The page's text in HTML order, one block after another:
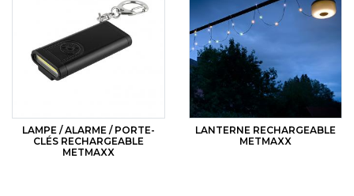
ROADSHOWS, FORUM DES EXPERTS
CATALOGUES & TARIFS
MARQUES & CERTIFICATS
CONTACT
LAMPE / ALARME / PORTE-
CLÉS RECHARGEABLE
METMAXX
LANTERNE RECHARGEABLE
METMAXX